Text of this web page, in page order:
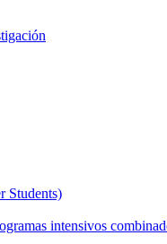
Students)
intensivos